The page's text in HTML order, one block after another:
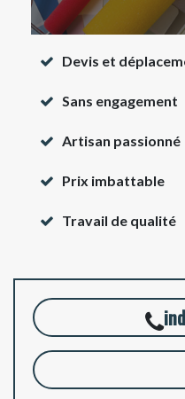
Devis et
Sans engagement
Artisan passionné
Prix imbattable
Travail de qualité